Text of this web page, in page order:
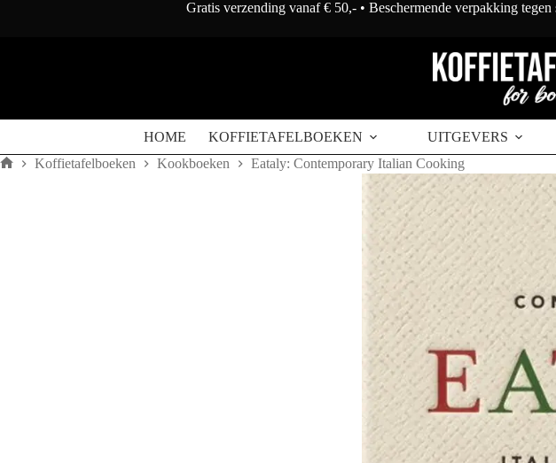
Gratis verzending vanaf € 50,- • Beschermende verpakking
HOME KOFFIETAFELBOEKEN UITGEVERS
Koffietafelboeken Kookboeken Eataly: Contemporary Italian Cooking